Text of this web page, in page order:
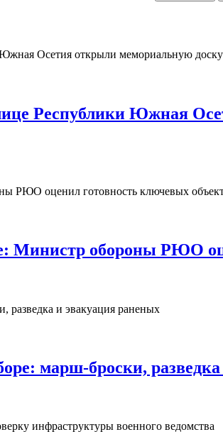
Республики Южная
Министр обороны РЮО
марш‑броски,